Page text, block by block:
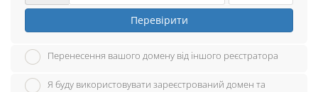
Перевірити
Перенесення вашого домену від іншого реєстратора
Я буду використовувати зареєстрований домен та